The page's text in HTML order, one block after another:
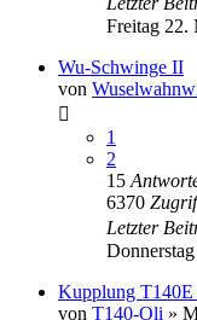
Freitag 22.
Wu-Schwinge II
von
1
2
15
6370
Letzter
Kupplung T140E
von T140-Oli »